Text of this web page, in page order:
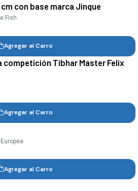
con base marca Jinque
Fish
Agregar al Carro
competición Tibhar Master Felix
Agregar al Carro
Agregar al Carro